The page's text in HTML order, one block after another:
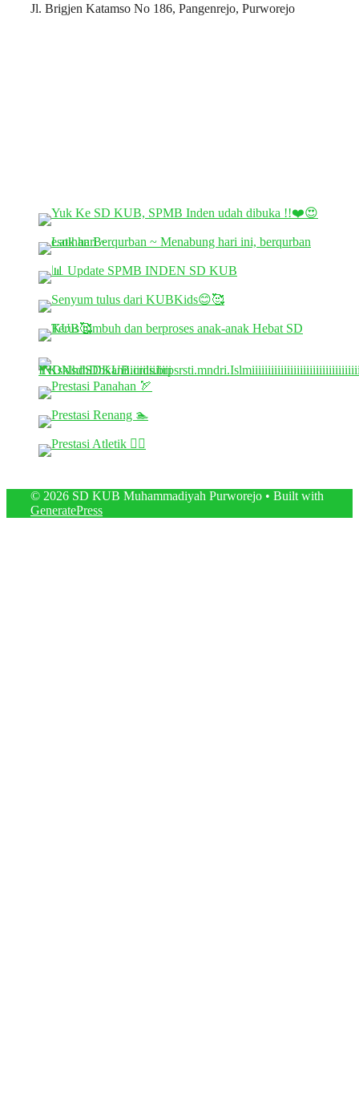
Jl. Brigjen Katamso No 186, Pangenrejo, Purworejo
© 2026 SD KUB Muhammadiyah Purworejo • Built with
GeneratePress